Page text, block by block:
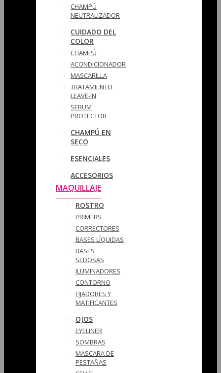
CHAMPÚ
NEUTRALIZADOR
CUIDADO DEL
COLOR
CHAMPÚ
ACONDICIONADOR
MASCARILLA
TRATAMIENTO
LEAVE-IN
SERUM
PROTECTOR
CHAMPÚ EN
SECO
ESENCIALES
ACCESORIOS
MAQUILLAJE
ROSTRO
PRIMERS
CORRECTORES
BASES LÍQUIDAS
BASES
SEDOSAS
ILUMINADORES
CONTORNO
FIJADORES Y
MATIFICANTES
OJOS
EYELINER
SOMBRAS
MASCARA DE
PESTAÑAS